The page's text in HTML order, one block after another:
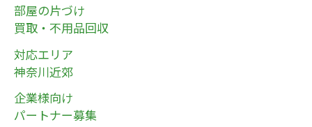
部屋の片づけ
買取・不用品回収
対応エリア
神奈川近郊
企業様向け
パートナー募集